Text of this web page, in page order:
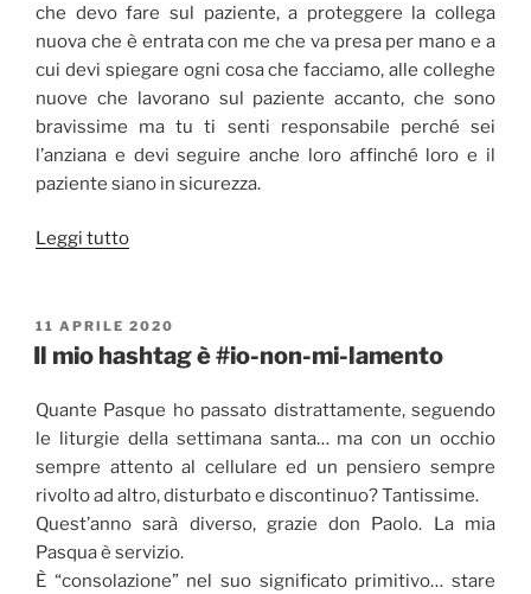
che devo fare sul paziente, a proteggere la collega
nuova che è entrata con me che va presa per mano e a
cui devi spiegare ogni cosa che facciamo, alle colleghe
nuove che lavorano sul paziente accanto, che sono
bravissime ma tu ti senti responsabile perché sei
l’anziana e devi seguire anche loro affinché loro e il
paziente siano in sicurezza.
Leggi tutto“Preferisco
e
non
PUBBLICATO
IL
11 APRILE 2020
Il mio hashtag è #io-non-mi-lamento
Quante Pasque ho passato distrattamente, seguendo
le liturgie della settimana santa… ma con un occhio
sempre attento al cellulare ed un pensiero sempre
rivolto ad altro, disturbato e discontinuo? Tantissime.
Quest’anno sarà diverso, grazie don Paolo. La mia
Pasqua è servizio.
È “consolazione” nel suo significato primitivo… stare